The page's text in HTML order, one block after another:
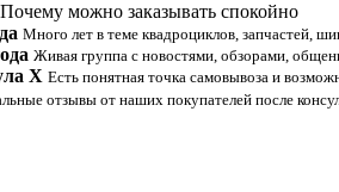
Почему можно заказывать спокойно
Много лет в теме квадроциклов, запчастей,
Живая группа с новостями, обзорами,
Х Есть понятная точка самовывоза и
отзывы от наших покупателей после